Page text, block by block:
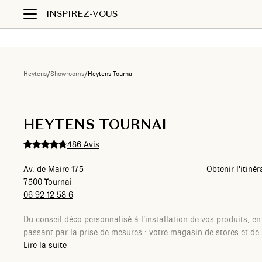
INSPIREZ-VOUS
Heytens/Showrooms/Heytens Tournai
HEYTENS TOURNAI
486 Avis
Av. de Maire 175
7500 Tournai
06 92 12 58 6
Obtenir
Du conseil déco personnalisé à l’installation de vos produits, en
passant par la prise de mesures : votre magasin de stores et de
rideaux sur-mesure Heytens à Tournai s’occupe de tout pour vous.
Lire la suite